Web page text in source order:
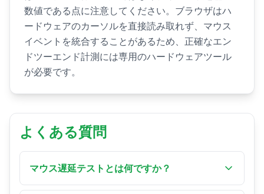
数値である点に注意してください。ブラウザはハ
ードウェアのカーソルを直接読み取れず、マウス
イベントを統合することがあるため、正確なエン
ドツーエンド計測には専用のハードウェアツール
が必要です。
よくある質問
マウス遅延テストとは何ですか？
マウス遅延テストは、マウスを動かす、または